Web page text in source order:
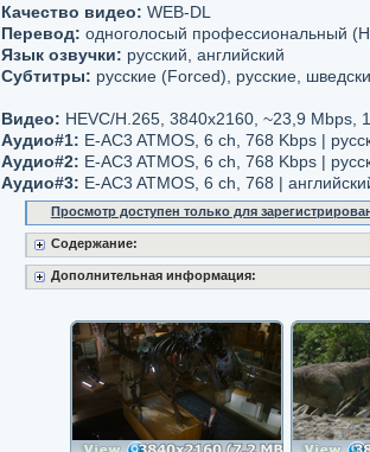
Качество видео: WEB-DL
Перевод: одноголосый профессиональный
Язык озвучки: русский, английский
Субтитры: русские (Forced), русские,
Видео: HEVC/H.265, 3840x2160, ~23,9 Mbps,
Аудио#1: E-AC3 ATMOS, 6 ch, 768 Kbps |
Аудио#2: E-AC3 ATMOS, 6 ch, 768 Kbps |
Аудио#3: E-AC3 ATMOS, 6 ch, 768 |
Просмотр доступен только для
Содержание:
Дополнительная информация: